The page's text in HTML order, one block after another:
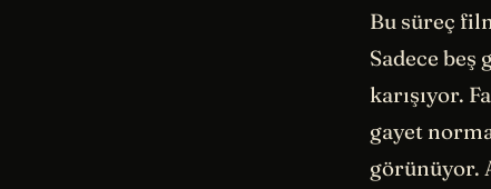
Bu süreç
Sadece beş
karışıyor.
gayet
görünüyor.